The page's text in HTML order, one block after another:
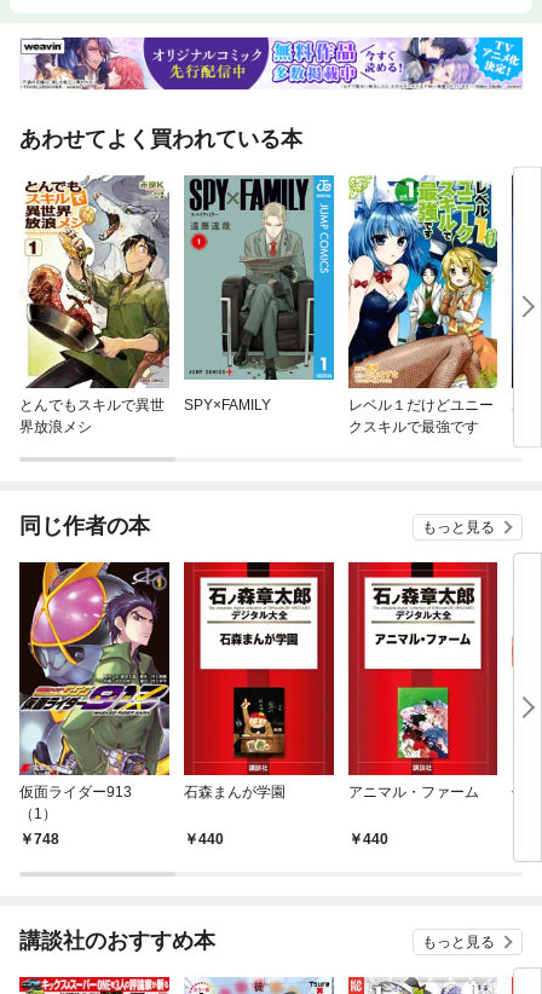
あわせてよく買われている本
とんでもスキルで異世
界放浪メシ
SPY×FAMILY
レベル１だけどユニー
クスキルで最強です
あ
同じ作者の本 もっと見る
仮面ライダー913
（1）
748
石森まんが学園
440
アニマル・ファーム
440
仮
講談社のおすすめ本 もっと見る